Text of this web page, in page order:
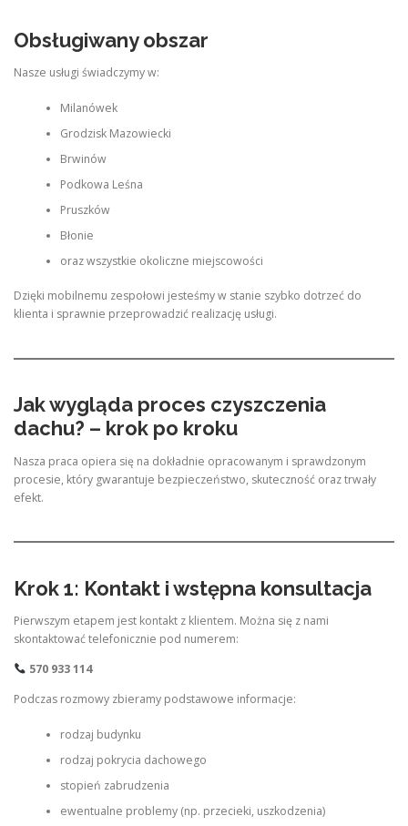
Obsługiwany obszar
Nasze usługi świadczymy w:
Milanówek
Grodzisk Mazowiecki
Brwinów
Podkowa Leśna
Pruszków
Błonie
oraz wszystkie okoliczne miejscowości
Dzięki mobilnemu zespołowi jesteśmy w stanie szybko dotrzeć do
klienta i sprawnie przeprowadzić realizację usługi.
Jak wygląda proces czyszczenia
dachu? – krok po kroku
Nasza praca opiera się na dokładnie opracowanym i sprawdzonym
procesie, który gwarantuje bezpieczeństwo, skuteczność oraz trwały
efekt.
Krok 1: Kontakt i wstępna konsultacja
Pierwszym etapem jest kontakt z klientem. Można się z nami
skontaktować telefonicznie pod numerem:
570 933 114
Podczas rozmowy zbieramy podstawowe informacje:
rodzaj budynku
rodzaj pokrycia dachowego
stopień zabrudzenia
ewentualne problemy (np. przecieki, uszkodzenia)